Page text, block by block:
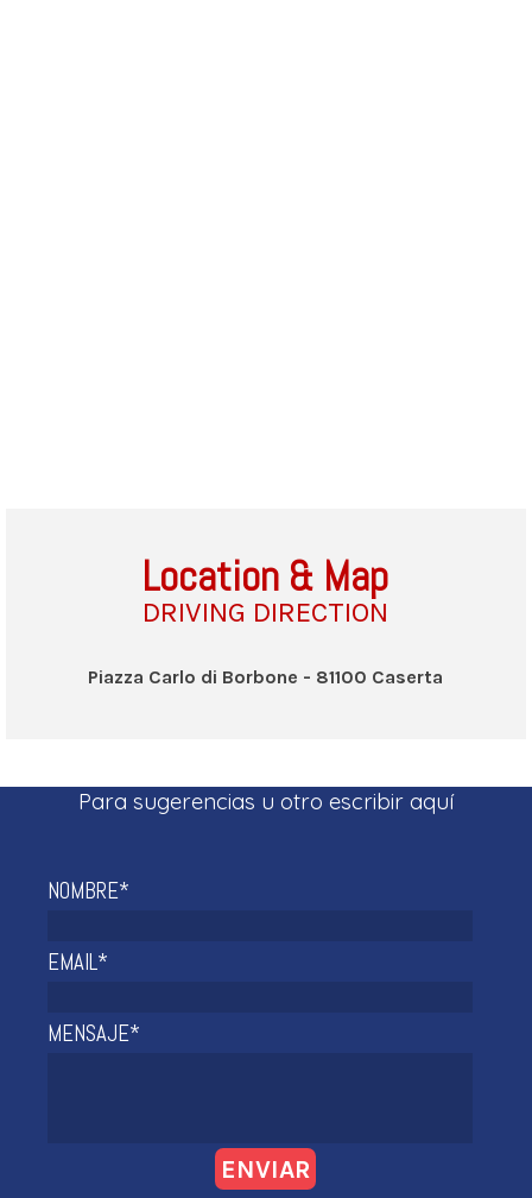
Location & Map
DRIVING DIRECTION
Piazza Carlo di Borbone - 81100 Caserta
Para sugerencias u otro escribir aquí
NOMBRE*
EMAIL*
MENSAJE*